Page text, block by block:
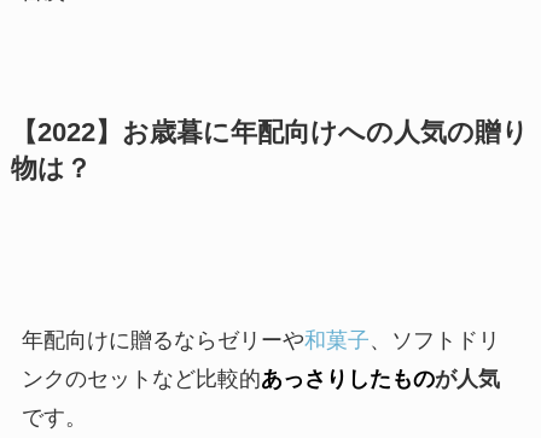
【2022】お歳暮に年配向けへの人気の贈り
物は？
年配向けに贈るならゼリーや和菓子、ソフトドリ
ンクのセットなど比較的あっさりしたものが人気
です。